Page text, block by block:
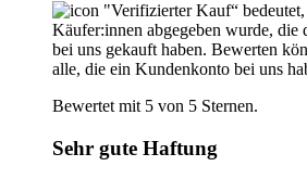
"Verifizierter Kauf“
Käufer:innen abgegeben wurde, die
bei uns gekauft haben. Bewerten
alle, die ein Kundenkonto bei uns
Bewertet mit 5 von 5 Sternen.
Sehr gute Haftung